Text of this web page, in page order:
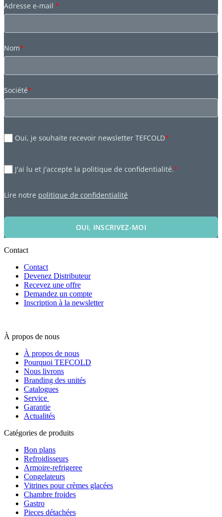
Adresse e-mail *
Nom*
Société*
Oui, je souhaite recevoir newsletter TEFCOLD*
J'ai lu et j'accepte la politique de confidentialité.*
Lire notre politique de confidentialité
OUI, INSCRIVEZ-MOI
Contact
Contact
Devenez Distributeur
Recevez une offre
Demandez un compte
Inscription à la newsletter
À propos de nous
À propos de nous
Pourquoi TEFCOLD
Nous livrons
Branding des unités
Catalogues
Service
Garantie
Actualités
Catégories de produits
Bon plans
Refroidisseurs
Armoire-refrigeree
Congelateurs
Vitrines pour crèmes glacées
Chambre froides
Gastro
Pieces détachées